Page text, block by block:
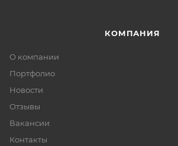
КОМПАНИЯ
О компании
Портфолио
Новости
Отзывы
Вакансии
Контакты